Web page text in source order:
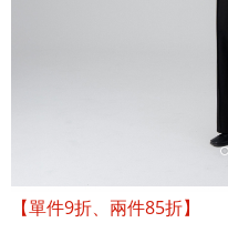
【單件9折、兩件85折】